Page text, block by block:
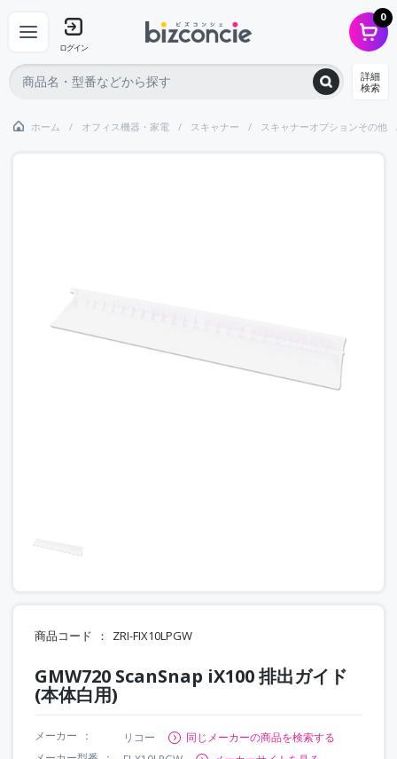
ログイン
0
詳細
検索
ホーム オフィス機器・家電 スキャナー スキャナーオプションその他
商品コード ZRI-FIX10LPGW
GMW720 ScanSnap iX100 排出ガイド
(本体白用)
メーカー リコー
同じメーカーの商品を検索する